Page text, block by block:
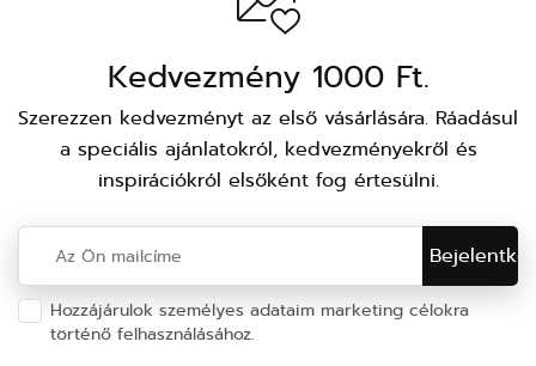
Kedvezmény 1000 Ft.
Szerezzen kedvezményt az első vásárlására. Ráadásul
a speciális ajánlatokról, kedvezményekről és
inspirációkról elsőként fog értesülni.
Hozzájárulok személyes adataim marketing célokra
történő felhasználásához.